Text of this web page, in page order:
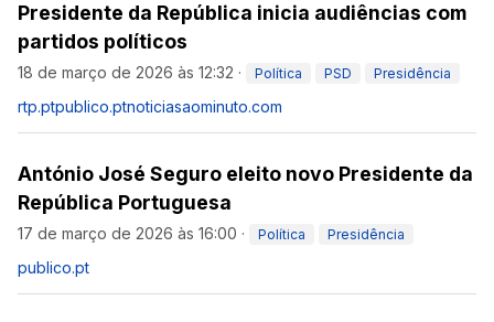
Presidente da República inicia audiências com
partidos políticos
18 de março de 2026 às 12:32 · Política PSD Presidência
rtp.ptpublico.ptnoticiasaominuto.com
António José Seguro eleito novo Presidente da
República Portuguesa
17 de março de 2026 às 16:00 · Política Presidência
publico.pt